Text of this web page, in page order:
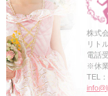
株式
リト
電話
※休
TEL